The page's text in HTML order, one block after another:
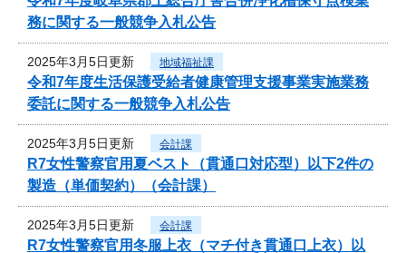
務に関する一般競争入札公告
2025年3月5日更新 地域福祉課
令和7年度生活保護受給者健康管理支援事業実施業務
委託に関する一般競争入札公告
2025年3月5日更新 会計課
R7女性警察官用夏ベスト（貫通口対応型）以下2件の
製造（単価契約）（会計課）
2025年3月5日更新 会計課
R7女性警察官用冬服上衣（マチ付き貫通口上衣）以